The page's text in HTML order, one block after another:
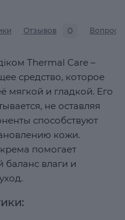
Отзывов 0 Вопросы
Thermal Care –
средство, которое
мягкой и гладкой. Его
не оставляя
способствуют
кожи.
помогает
баланс влаги и